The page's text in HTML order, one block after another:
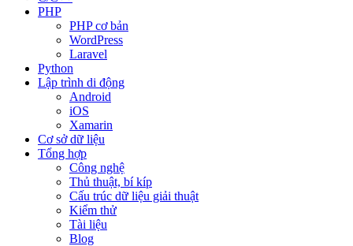
PHP
PHP cơ bản
WordPress
Laravel
Python
Lập trình di động
Android
iOS
Xamarin
Cơ sở dữ liệu
Tổng hợp
Công nghệ
Thủ thuật, bí kíp
Cấu trúc dữ liệu giải thuật
Kiểm thử
Tài liệu
Blog